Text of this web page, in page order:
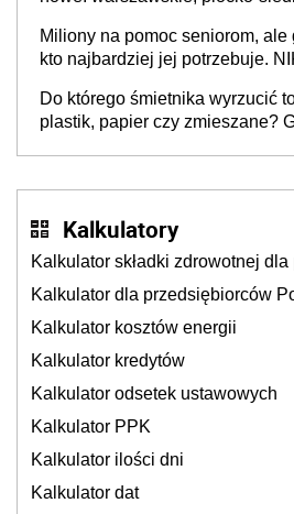
stołecznych
Miliony na pomoc seniorom,
kto najbardziej jej potrzebuje.
Do którego śmietnika wyrzucić
plastik, papier czy zmieszane?
Kalkulatory
Kalkulator składki zdrowotnej
Kalkulator dla przedsiębiorców
Kalkulator kosztów energii
Kalkulator kredytów
Kalkulator odsetek ustawowych
Kalkulator PPK
Kalkulator ilości dni
Kalkulator dat